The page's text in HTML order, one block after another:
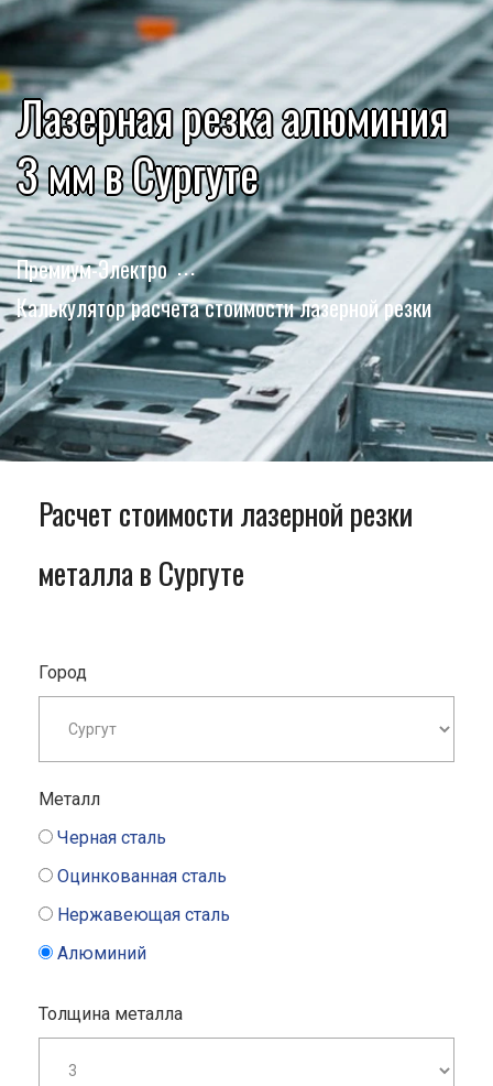
Лазерная резка алюминия
3 мм в Сургуте
Премиум-Электро
Калькулятор расчета стоимости лазерной резки
Расчет стоимости лазерной резки
металла в Сургуте
Город
Металл
Черная сталь
Оцинкованная сталь
Нержавеющая сталь
Алюминий
Толщина металла